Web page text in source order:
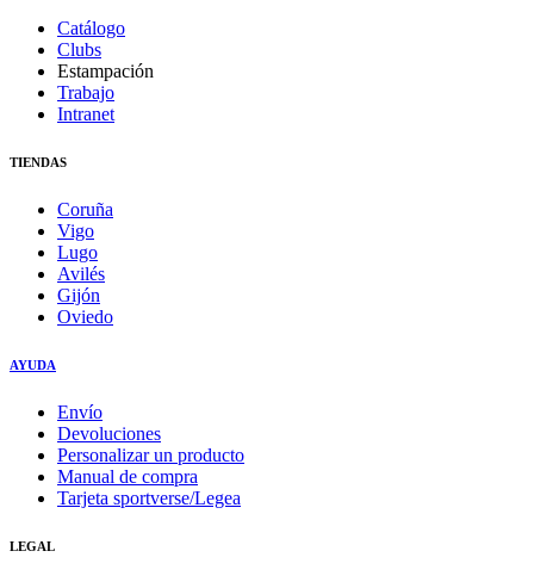
Catálogo
Clubs
Estampación
Trabajo
Intranet
TIENDAS
Coruña
Vigo
Lugo
Avilés
Gijón
Oviedo
AYUDA
Envío
Devoluciones
Personalizar un producto
Manual de compra
Tarjeta sportverse/Legea
LEGAL